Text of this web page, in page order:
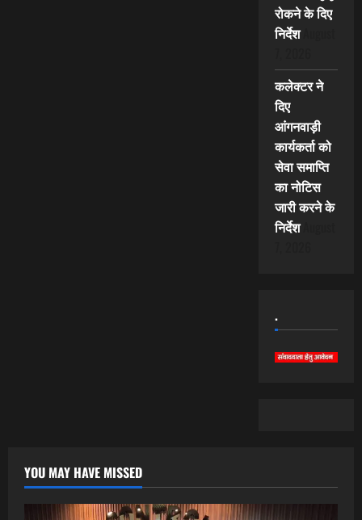
रोकने के दिए
निर्देश
कलेक्टर ने
दिए
आंगनवाड़ी
कार्यकर्ता को
सेवा समाप्ति
का नोटिस
जारी करने के
निर्देश
.
YOU MAY HAVE MISSED